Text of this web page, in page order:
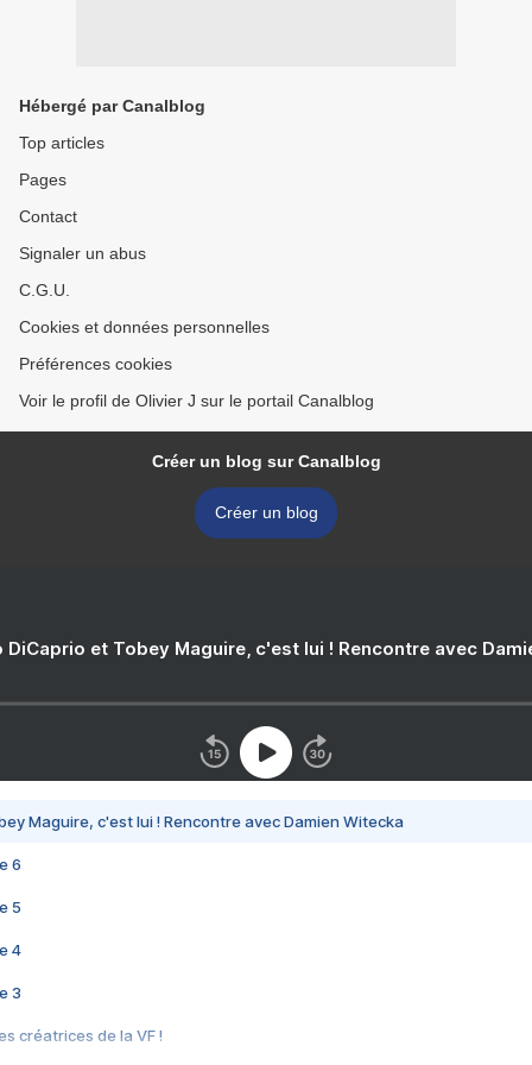
Hébergé par Canalblog
Top articles
Pages
Contact
Signaler un abus
C.G.U.
Cookies et données personnelles
Préférences cookies
Voir le profil de Olivier J sur le portail Canalblog
Créer un blog sur Canalblog
Créer un blog
DiCaprio et Tobey Maguire, c'est lui ! Rencontre avec
Maguire, c'est lui ! Rencontre avec Damien Witecka
6
5
4
3
créatrices de la VF !